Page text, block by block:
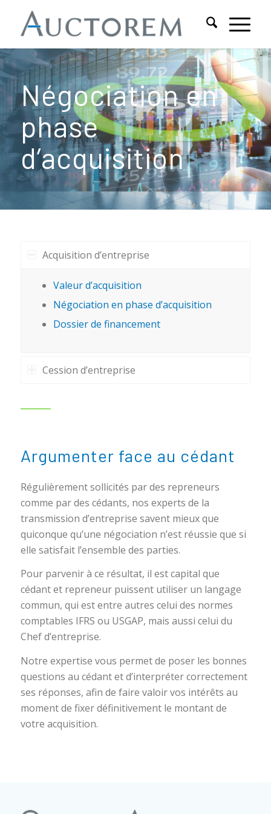
Négociation en
phase
d’acquisition
Acquisition d’entreprise
Valeur d’acquisition
Négociation en phase d’acquisition
Dossier de financement
Cession d’entreprise
Argumenter face au cédant
Régulièrement sollicités par des repreneurs
comme par des cédants, nos experts de la
transmission d’entreprise savent mieux que
quiconque qu’une négociation n’est réussie que si
elle satisfait l’ensemble des parties.
Pour parvenir à ce résultat, il est capital que
cédant et repreneur puissent utiliser un langage
commun, qui est entre autres celui des normes
comptables IFRS ou USGAP, mais aussi celui du
Chef d’entreprise.
Notre expertise vous permet de poser les bonnes
questions au cédant et d’interpréter correctement
ses réponses, afin de faire valoir vos intérêts au
moment de fixer définitivement le montant de
votre acquisition.